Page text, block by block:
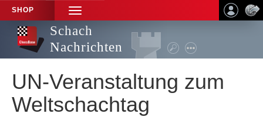
SHOP
TOGGLE
NAVIGATION
Schach
Nachrichten
UN-Veranstaltung zum
Weltschachtag